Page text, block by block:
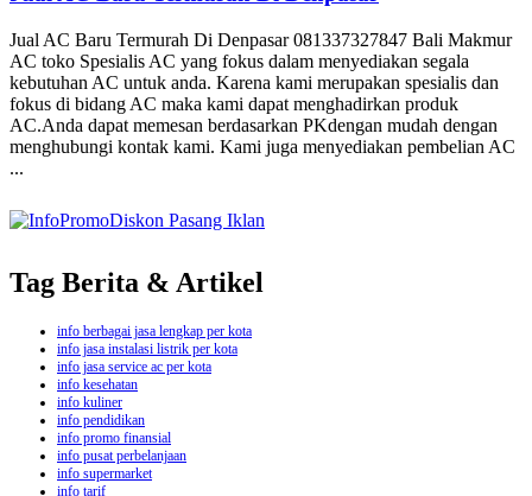
Jual AC Baru Termurah Di Denpasar 081337327847 Bali Makmur
AC toko Spesialis AC yang fokus dalam menyediakan segala
kebutuhan AC untuk anda. Karena kami merupakan spesialis dan
fokus di bidang AC maka kami dapat menghadirkan produk
AC.Anda dapat memesan berdasarkan PKdengan mudah dengan
menghubungi kontak kami. Kami juga menyediakan pembelian AC
...
Tag Berita & Artikel
info berbagai jasa lengkap per kota
info jasa instalasi listrik per kota
info jasa service ac per kota
info kesehatan
info kuliner
info pendidikan
info promo finansial
info pusat perbelanjaan
info supermarket
info tarif